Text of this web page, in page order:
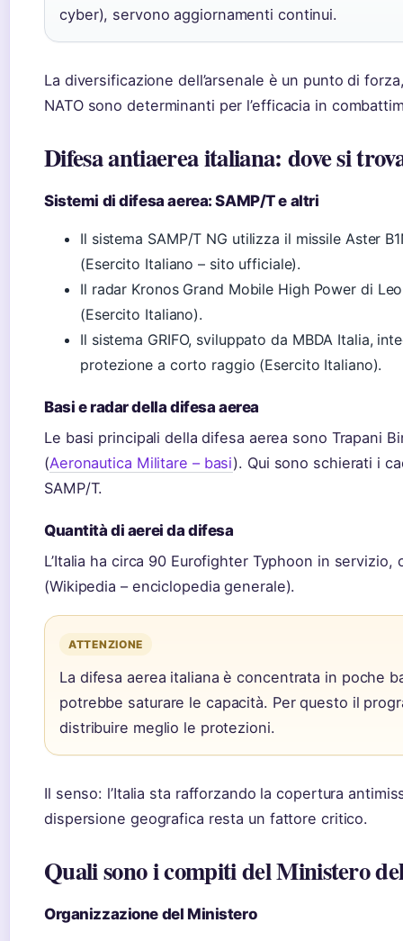
cyber), servono aggiornamenti continui.
La diversificazione dell’arsenale è un punto di
NATO sono determinanti per l’efficacia in
Difesa antiaerea italiana: dove si
Sistemi di difesa aerea: SAMP/T e altri
Il sistema SAMP/T NG utilizza il missile Aster
(Esercito Italiano – sito ufficiale).
Il radar Kronos Grand Mobile High Power di
(Esercito Italiano).
Il sistema GRIFO, sviluppato da MBDA Italia,
protezione a corto raggio (Esercito Italiano).
Basi e radar della difesa aerea
Le basi principali della difesa aerea sono Trapani
(Aeronautica Militare – basi). Qui sono schierati i
SAMP/T.
Quantità di aerei da difesa
L’Italia ha circa 90 Eurofighter Typhoon in
(Wikipedia – enciclopedia generale).
ATTENZIONE
La difesa aerea italiana è concentrata in poche
potrebbe saturare le capacità. Per questo il
distribuire meglio le protezioni.
Il senso: l’Italia sta rafforzando la copertura
dispersione geografica resta un fattore critico.
Quali sono i compiti del Ministero
Organizzazione del Ministero